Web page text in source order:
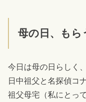
母の日、も
今日は母の日らしく、
日中祖父と名探偵コ
祖父母宅（私にとっ